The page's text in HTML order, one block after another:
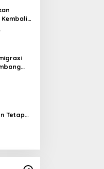
Akhir
Tetap